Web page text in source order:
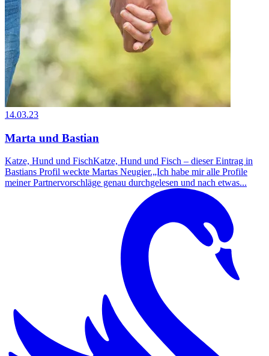
14.03.23
Marta und Bastian
Katze, Hund und FischKatze, Hund und Fisch – dieser Eintrag in
Bastians Profil weckte Martas Neugier.„Ich habe mir alle Profile
meiner Partnervorschläge genau durchgelesen und nach etwas...